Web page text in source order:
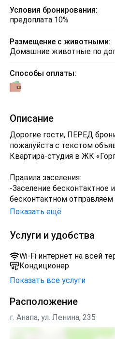
Условия бронирования:
предоплата 10%
Размещение с животными:
Домашние животные по
Способы оплаты:
Описание
Дорогие гости, ПЕРЕД
пожалуйста с текстом
Квартира-студия в ЖК
Правила заселения:
-Заселение бесконтактное
бесконтактном
инструкцией, вы
заселения.
- Работаем с юр. и физ.
-Заезд после 14:00. Выезд
поздний выезд
-Пожалуйста свяжитесь с
или выезда
-На сообщения и звонки
-Для заселения необходимо
документ удостоверяющий
Показать ещё
Услуги и удобства
Wi-Fi интернет на всей
Кондиционер
Показать все услуги
Расположение
г. Анапа, ул. Ленина, 235